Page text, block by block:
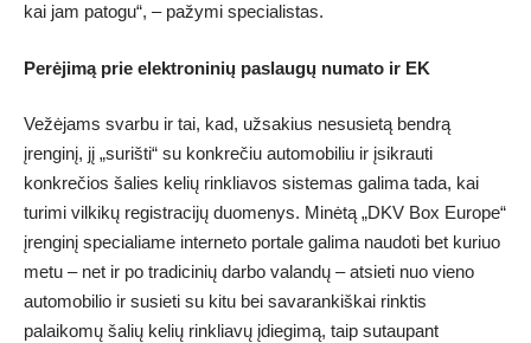
kai jam patogu“, – pažymi specialistas.
Perėjimą prie elektroninių paslaugų numato ir EK
Vežėjams svarbu ir tai, kad, užsakius nesusietą bendrą
įrenginį, jį „surišti“ su konkrečiu automobiliu ir įsikrauti
konkrečios šalies kelių rinkliavos sistemas galima tada, kai
turimi vilkikų registracijų duomenys. Minėtą „DKV Box Europe“
įrenginį specialiame interneto portale galima naudoti bet kuriuo
metu – net ir po tradicinių darbo valandų – atsieti nuo vieno
automobilio ir susieti su kitu bei savarankiškai rinktis
palaikomų šalių kelių rinkliavų įdiegimą, taip sutaupant